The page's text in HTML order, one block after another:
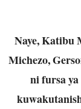
Naye, Katibu
Michezo,
ni fursa